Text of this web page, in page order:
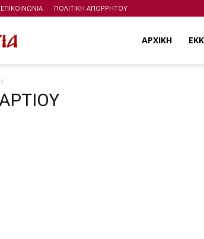
ΕΠΙΚΟΙΝΩΝΙΑ ΠΟΛΙΤΙΚΗ ΑΠΟΡΡΗΤΟΥ
ΑΡΧΙΚΗ